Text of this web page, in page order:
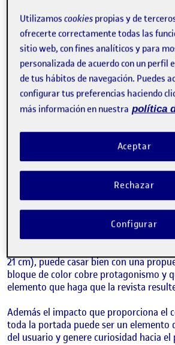
Publicado por3. ¡Ponle cara a
Publicado por
Lucia Díez Concari
Retomando los referentes que he
actividad (en el caso de la portada me
principalmente en ‘EL MÓN d’AHIR’) he
una portada que propusiera un
número por lo que he distribuido los
21 cm), puede casar bien con una
bloque de color cobre protagonismo y
elemento que haga que la revista resulte
Además el impacto que proporciona el
toda la portada puede ser un elemento
del usuario y genere curiosidad hacia
Utilizamoscookies propias y de
ofrecerte correctamente todas las
sitio web, con fines analíticos y para
personalizada de acuerdo con un perfil
de tus hábitos de navegación. Puedes
configurar tus preferencias haciendo
más información en nuestra política
Rechazar
Aceptar
Configurar